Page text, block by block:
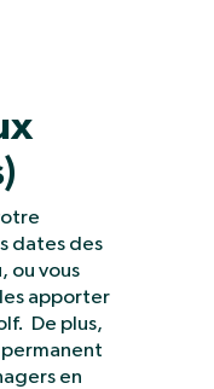
dates des
ou vous
apporter
De plus,
en